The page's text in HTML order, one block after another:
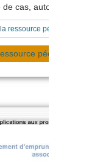
cas, autoévaluation
ressource pédagogique
pédagogique